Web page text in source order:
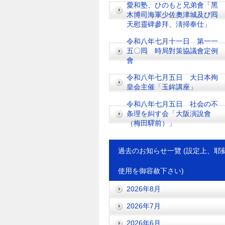
愛和塾、ひのもと兄弟會「黑
木博司海軍少佐奧津城及び囘
天慰靈碑參拜、淸掃奉仕」
令和八年七月十一日 第一一
五〇囘 時局對策協議會定例
會
令和八年七月五日 大日本殉
皇会主催「玉鉾講座」
令和八年七月五日 社会の不
条理を糾す会「大阪演說會
（梅田驛前）」
過去のお知らせ一覽 (設定上、耶
使用を御容赦下さい)
2026年8月
2026年7月
2026年6月